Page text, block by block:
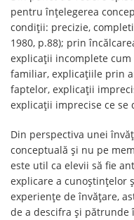
pentru înțelegerea
condiții: precizie,
1980, p.88); prin
explicaţii incomplete
familiar, explicaţiile prin
faptelor, explicaţii
explicaţii imprecise ce
Din perspectiva unei
conceptuală și nu pe
este util ca elevii să fie
explicare a cunoştinţelor
experiențe de învățare,
de a descifra şi pătrunde